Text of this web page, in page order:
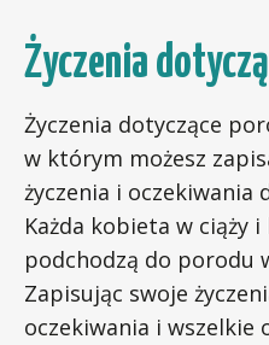
Życzenia
Życzenia dotyczące
w którym możesz
życzenia i oczekiwania
Każda kobieta w ciąży
podchodzą do porodu
Zapisując swoje
oczekiwania i wszelkie